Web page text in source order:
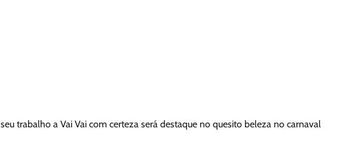
trabalho a Vai Vai com certeza será destaque no quesito beleza no carnaval